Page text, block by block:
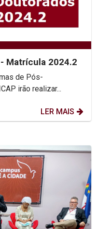
Matrícula 2024.2
de Pós-
irão realizar...
LER MAIS